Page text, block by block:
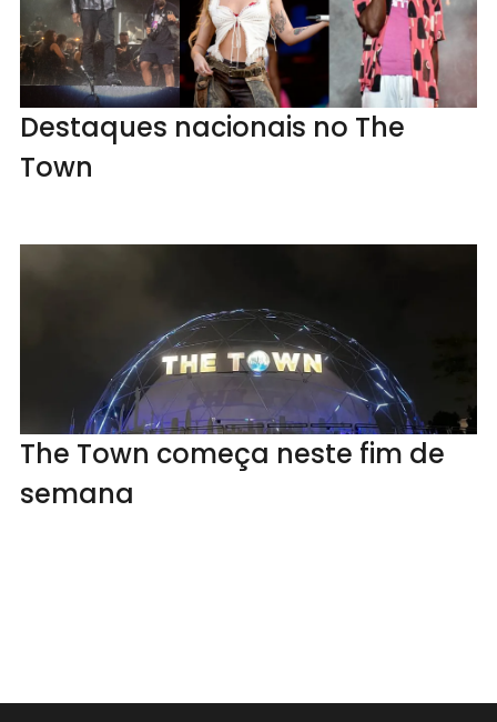
Destaques nacionais no The
Town
The Town começa neste fim de
semana